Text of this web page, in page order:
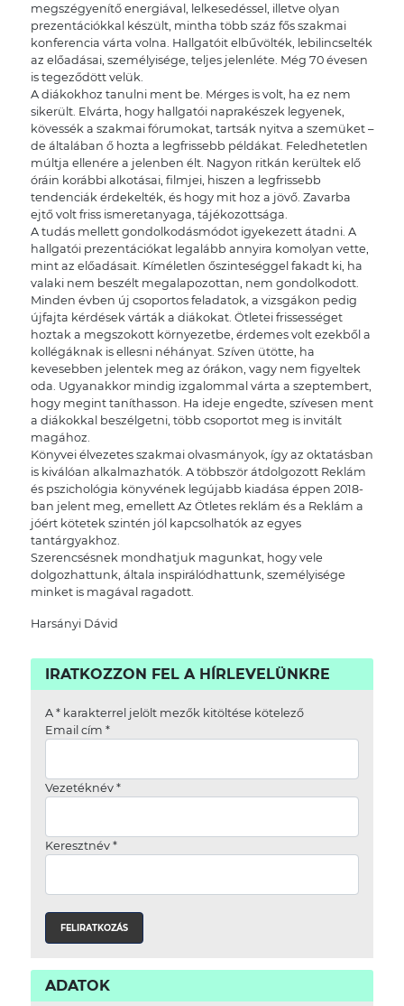
megszégyenítő energiával, lelkesedéssel, illetve olyan
prezentációkkal készült, mintha több száz fős szakmai
konferencia várta volna. Hallgatóit elbűvölték, lebilincselték
az előadásai, személyisége, teljes jelenléte. Még 70 évesen
is tegeződött velük.
A diákokhoz tanulni ment be. Mérges is volt, ha ez nem
sikerült. Elvárta, hogy hallgatói naprakészek legyenek,
kövessék a szakmai fórumokat, tartsák nyitva a szemüket –
de általában ő hozta a legfrissebb példákat. Feledhetetlen
múltja ellenére a jelenben élt. Nagyon ritkán kerültek elő
óráin korábbi alkotásai, filmjei, hiszen a legfrissebb
tendenciák érdekelték, és hogy mit hoz a jövő. Zavarba
ejtő volt friss ismeretanyaga, tájékozottsága.
A tudás mellett gondolkodásmódot igyekezett átadni. A
hallgatói prezentációkat legalább annyira komolyan vette,
mint az előadásait. Kíméletlen őszinteséggel fakadt ki, ha
valaki nem beszélt megalapozottan, nem gondolkodott.
Minden évben új csoportos feladatok, a vizsgákon pedig
újfajta kérdések várták a diákokat. Ötletei frissességet
hoztak a megszokott környezetbe, érdemes volt ezekből a
kollégáknak is ellesni néhányat. Szíven ütötte, ha
kevesebben jelentek meg az órákon, vagy nem figyeltek
oda. Ugyanakkor mindig izgalommal várta a szeptembert,
hogy megint taníthasson. Ha ideje engedte, szívesen ment
a diákokkal beszélgetni, több csoportot meg is invitált
magához.
Könyvei élvezetes szakmai olvasmányok, így az oktatásban
is kiválóan alkalmazhatók. A többször átdolgozott Reklám
és pszichológia könyvének legújabb kiadása éppen 2018-
ban jelent meg, emellett Az Ötletes reklám és a Reklám a
jóért kötetek szintén jól kapcsolhatók az egyes
tantárgyakhoz.
Szerencsésnek mondhatjuk magunkat, hogy vele
dolgozhattunk, általa inspirálódhattunk, személyisége
minket is magával ragadott.
Harsányi Dávid
IRATKOZZON FEL A HÍRLEVELÜNKRE
A *karakterrel jelölt mezők kitöltése kötelező
Email cím *
Vezetéknév *
Keresztnév *
ADATOK